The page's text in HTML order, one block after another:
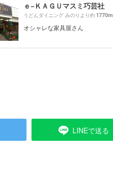
ｅ−ＫＡＧＵマスミ巧芸社
うどんダイニング みのりより約1770m
オシャレな家具屋さん
LINEで送る